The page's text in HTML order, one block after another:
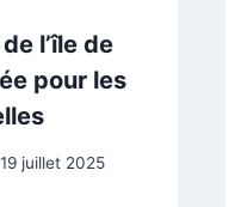
l’île de
pour les
19 juillet 2025